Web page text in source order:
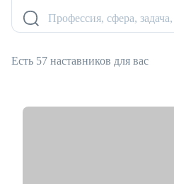
Профессия, сфера,
Есть 57 наставников для вас